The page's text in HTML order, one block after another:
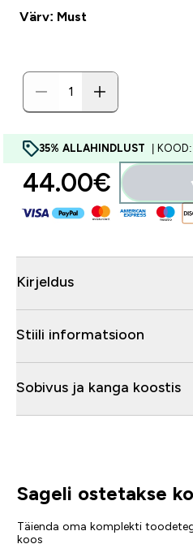
Värv: Must
35% ALLAHINDLUST | KOOD:
44.00€‎
Kirjeldus
Stiili informatsioon
Sobivus ja kanga koostis
Sageli ostetakse
Täienda oma komplekti
koos